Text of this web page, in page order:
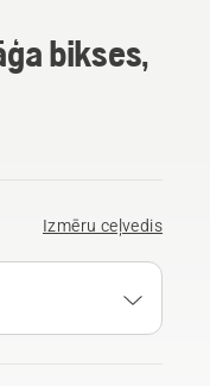
bikses,
Izmēru ceļvedis